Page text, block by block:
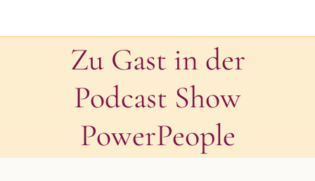
Zu Gast in der
Podcast Show
PowerPeople